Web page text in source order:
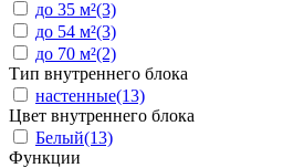
до 35 м²(3)
до 54 м²(3)
до 70 м²(2)
Тип внутреннего блока
настенные(13)
Цвет внутреннего блока
Белый(13)
Функции